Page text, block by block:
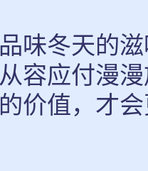
味冬天的
容应付漫
价值，才